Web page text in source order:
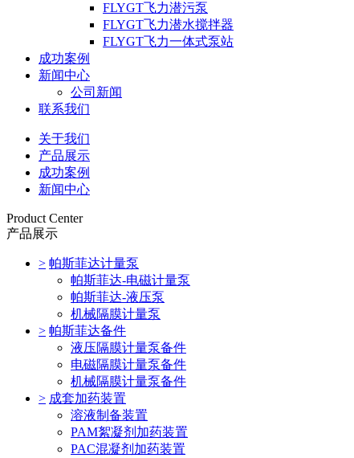
FLYGT飞力潜污泵
FLYGT飞力潜水搅拌器
FLYGT飞力一体式泵站
成功案例
新闻中心
公司新闻
联系我们
关于我们
产品展示
成功案例
新闻中心
Product Center
产品展示
> 帕斯菲达计量泵
帕斯菲达-电磁计量泵
帕斯菲达-液压泵
机械隔膜计量泵
> 帕斯菲达备件
液压隔膜计量泵备件
电磁隔膜计量泵备件
机械隔膜计量泵备件
> 成套加药装置
溶液制备装置
PAM絮凝剂加药装置
PAC混凝剂加药装置